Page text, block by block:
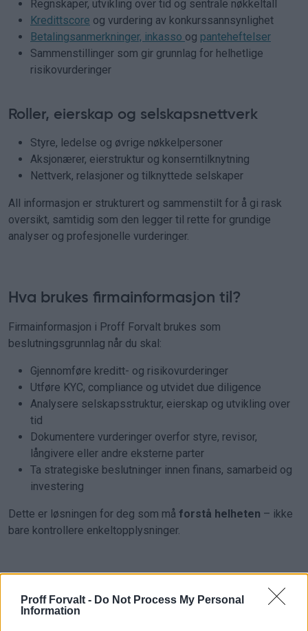
Proff Forvalt - Do Not Process My Personal
Information
Regnskaper, utvikling over tid og sentrale nøkkeltall
Kredittscore og vurdering av konkurssannsynlighet
Betalingsanmerkninger, inkasso og panteheftelser
Sammenstillinger som gir grunnlag for helhetlige
risikovurderinger
Roller, eierskap og selskapsnettverk
Styre, ledelse og øvrige nøkkelpersoner
Aksjonærer, eierstruktur og konserntilknytning
Nettverk, relasjoner og tilknyttede selskaper
All informasjon er strukturert og sammenstilt for å gi rask
oversikt, samtidig som den legger til rette for grundige
analyser og profesjonelle vurderinger.
Hva brukes firmainformasjon til?
Firmainformasjon i Proff Forvalt brukes som
beslutningsgrunnlag når du skal:
Gjennomføre kreditt- og risikovurderinger
Utføre KYC, compliance og utvidet due diligence
Analysere selskapsstruktur, eierskap og utvikling over
tid
Dokumentere vurderinger overfor styre, revisor,
långivere eller andre eksterne parter
Ta strategiske beslutninger innen finans, samarbeid og
investering
Dette er løsningen for deg som må forstå helheten – ikke
bare kontrollere enkeltopplysninger.
Fordeler med firmainformasjon i Proff
Forvalt